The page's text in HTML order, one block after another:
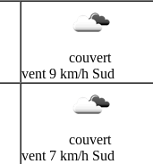
couvert
vent 9 km/h Sud
couvert
vent 7 km/h Sud